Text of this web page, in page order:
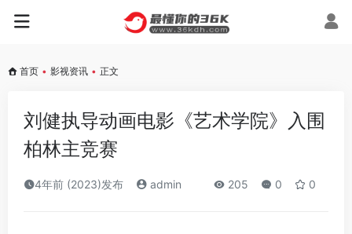
首页 • 影视资讯 • 正文
刘健执导动画电影《艺术学院》入围
柏林主竞赛
4年前 (2023)发布 admin 205 0 0